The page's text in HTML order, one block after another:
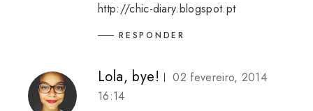
http://chic-diary.blogspot.pt
RESPONDER
Lola, bye!
02 fevereiro, 2014
16:14